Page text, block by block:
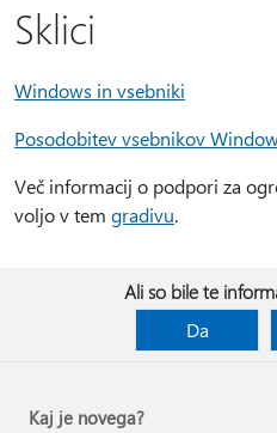
Sklici
Windows in vsebniki
Posodobitev vsebnikov
Več informacij o podpori za
voljo v tem gradivu.
Ali so bile te
Da
Kaj je novega?